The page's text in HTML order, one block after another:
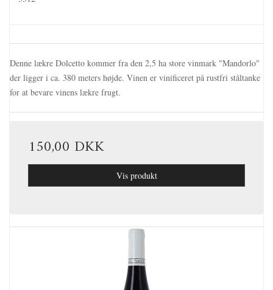
Denne lækre Dolcetto kommer fra den 2,5 ha store vinmark "Mandorlo"
der ligger i ca. 380 meters højde. Vinen er vinificeret på rustfri ståltanke
for at bevare vinens lækre frugt.
150,00 DKK
Vis produkt